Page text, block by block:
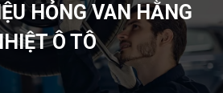
HỎNG VAN HẰNG
Ô TÔ